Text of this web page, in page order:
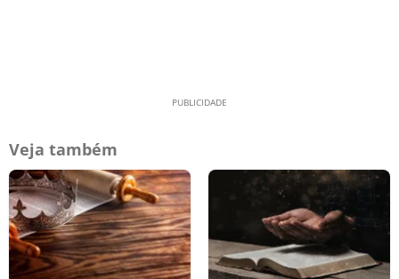
Veja também